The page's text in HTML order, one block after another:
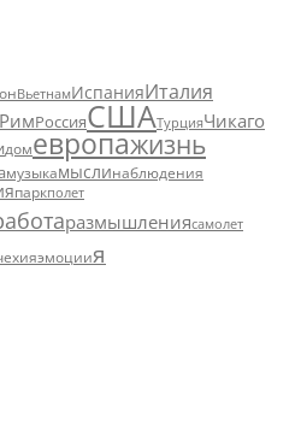
ВьетнамИспанияИталия
РимРоссияСШАТурцияЧикаго
домевропажизнь
музыкамыслинаблюдения
паркполет
размышлениясамолет
эмоциия